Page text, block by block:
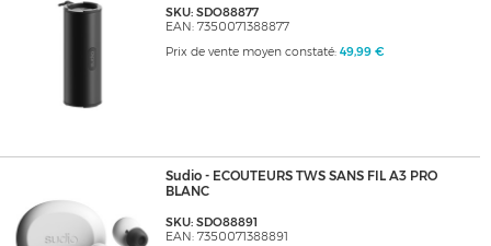
SKU: SDO88877
EAN: 7350071388877
Prix de vente moyen constaté: 49,99 €
Sudio - ECOUTEURS TWS SANS FIL A3 PRO
BLANC
SKU: SDO88891
EAN: 7350071388891